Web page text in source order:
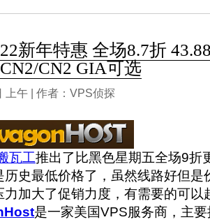
新年特惠 全场8.7折
CN2 GIA可选
上午 | 作者：VPS侦探
瓦工推出了比黑色星期五全场9折
历史最低价格了，虽然线路好但是
力加大了促销力度，有需要的可以
是一家美国VPS服务商，主